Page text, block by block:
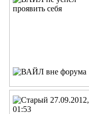
27.09.2012,
01:53